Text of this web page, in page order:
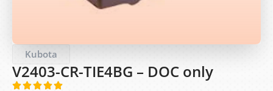
Kubota
V2403-CR-TIE4BG – DOC only